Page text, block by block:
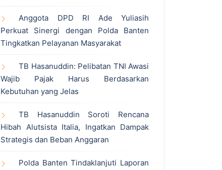
Anggota DPD RI Ade Yuliasih
Perkuat Sinergi dengan Polda Banten
Tingkatkan Pelayanan Masyarakat
TB Hasanuddin: Pelibatan TNI Awasi
Wajib Pajak Harus Berdasarkan
Kebutuhan yang Jelas
TB Hasanuddin Soroti Rencana
Hibah Alutsista Italia, Ingatkan Dampak
Strategis dan Beban Anggaran
Polda Banten Tindaklanjuti Laporan